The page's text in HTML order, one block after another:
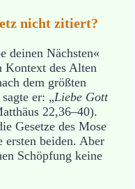
nicht zitiert?
deinen Nächsten«
Kontext des Alten
dem größten
er: „Liebe Gott
22,36–40).
Gesetze des Mose
ersten beiden. Aber
Schöpfung keine